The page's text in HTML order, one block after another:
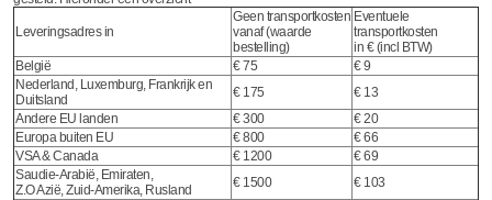
Leveringsadres in
Geen transportkosten
vanaf (waarde
bestelling)
Eventuele
transportkosten
in € (incl BTW)
België
€ 75
€ 9
Nederland, Luxemburg, Frankrijk en
Duitsland
€ 175
€ 13
Andere EU landen
€ 300
€ 20
Europa buiten EU
€ 800
€ 66
VSA & Canada
€ 1200
€ 69
Saudie-Arabië, Emiraten,
Z.O Azië, Zuid-Amerika, Rusland
€ 1500
€ 103